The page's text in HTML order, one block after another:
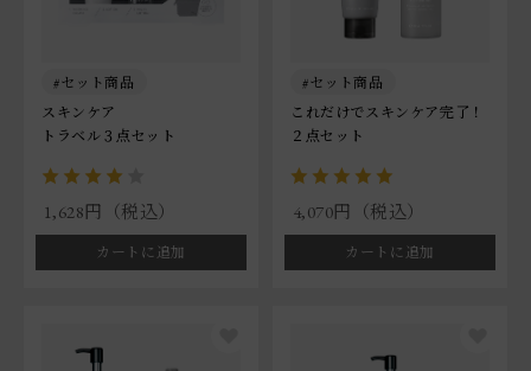
セット商品
スキンケア
トラベル３点セット
1,628円（税込）
カートに追加
セット商品
これだけでスキンケア完了！
２点セット
4,070円（税込）
カートに追加